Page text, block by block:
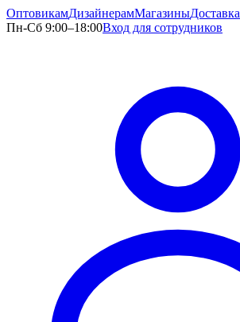
ОптовикамДизайнерамМагазиныДоставка
Пн-Сб 9:00–18:00Вход для сотрудников